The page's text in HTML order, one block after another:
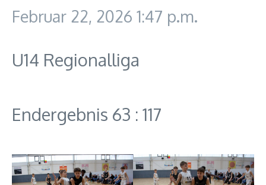
Februar 22, 2026 1:47 p.m.
U14 Regionalliga
Endergebnis 63 : 117